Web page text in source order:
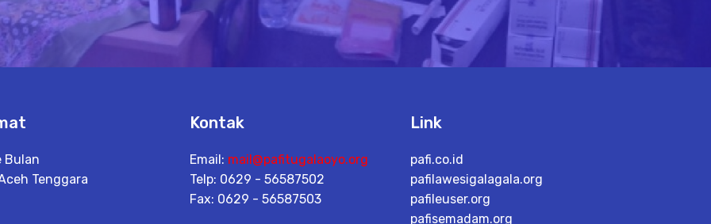
Bulan
Tenggara
Kontak
Email: mail@pafitugalaoyo.org
Telp: 0629 - 56587502
Fax: 0629 - 56587503
Link
pafi.co.id
pafilawesigalagala.org
pafileuser.org
pafisemadam.org